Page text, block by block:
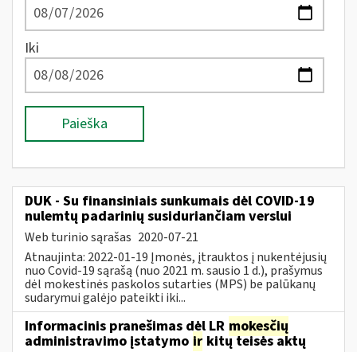
Iki
Paieška
DUK - Su finansiniais sunkumais dėl COVID-19
nulemtų padarinių susiduriančiam verslui
Web turinio sąrašas 2020-07-21
Atnaujinta: 2022-01-19 Įmonės, įtrauktos į nukentėjusių
nuo Covid-19 sąrašą (nuo 2021 m. sausio 1 d.), prašymus
dėl mokestinės paskolos sutarties (MPS) be palūkanų
sudarymui galėjo pateikti iki...
Informacinis pranešimas dėl LR mokesčių
administravimo įstatymo ir kitų teisės aktų